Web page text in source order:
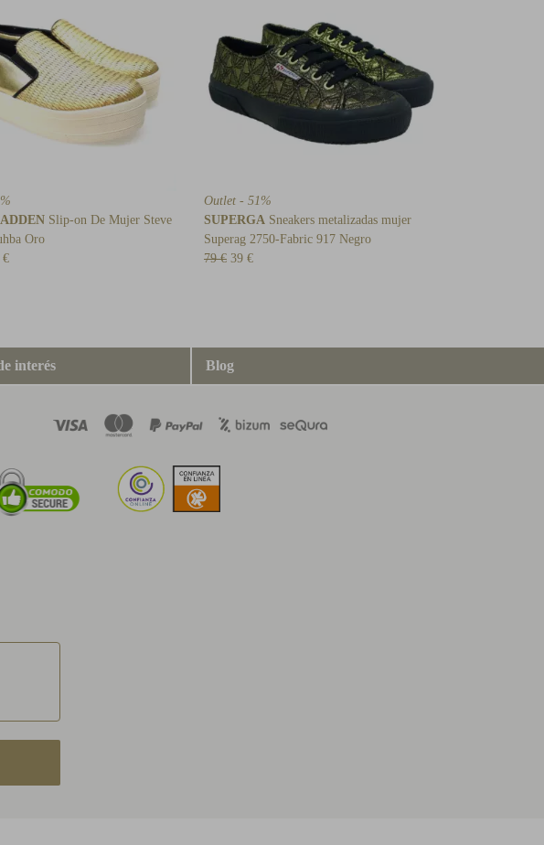
Slip-on De Mujer Steve
Oro
€
Outlet - 51%
SUPERGA Sneakers metalizadas mujer
Superag 2750-Fabric 917 Negro
79 € 39 €
interés Blog